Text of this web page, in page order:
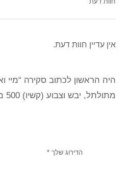
אין עדיין חוות דעת.
היה הראשון לכתוב סקירה “מיי
מתולתל, יבש וצבוע (קשיו) 500 מ"ל”
הדירוג שלך *